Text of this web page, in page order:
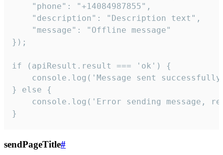
    "phone": "+14084987855",
    "description": "Description text",
    "message": "Offline message"
});
if (apiResult.result === 'ok') {
console.log('Message sent
} else {
console.log('Error sending message,
}
sendPageTitle#